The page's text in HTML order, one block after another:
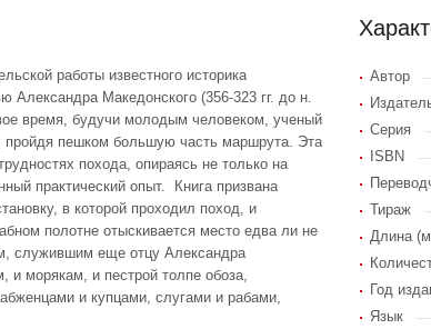
работы известного историка
Александра Македонского (356-323 гг. до н.
время, будучи молодым человеком, ученый
пройдя пешком большую часть маршрута. Эта
похода, опираясь не только на
практический опыт. Книга призвана
в которой проходил поход, и
полотне отыскивается место едва ли не
служившим еще отцу Александра
морякам, и пестрой толпе обоза,
и купцами, слугами и рабами,
Автор
Серия
ISBN
Тираж
Длина
Год
Язык